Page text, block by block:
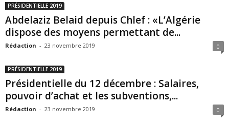
PRÉSIDENTIELLE 2019
Abdelaziz Belaid depuis Chlef : «L’Algérie
dispose des moyens permettant de...
Rédaction - 23 novembre 2019 0
PRÉSIDENTIELLE 2019
Présidentielle du 12 décembre : Salaires,
pouvoir d’achat et les subventions,...
Rédaction - 23 novembre 2019 0